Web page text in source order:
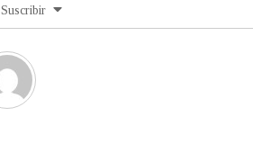
Suscribir